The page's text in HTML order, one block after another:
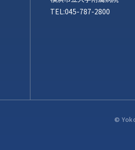
TEL:045-787-2800
©